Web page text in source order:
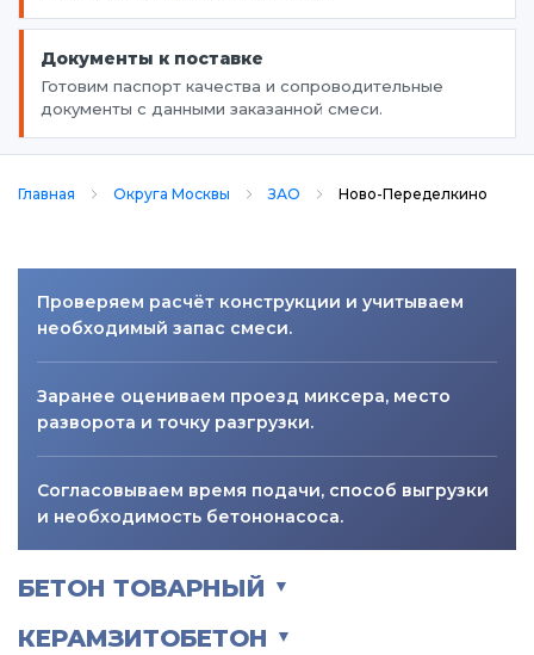
Документы к поставке
Готовим паспорт качества и сопроводительные
документы с данными заказанной смеси.
Главная Округа Москвы ЗАО Ново-Переделкино
Проверяем расчёт конструкции и учитываем
необходимый запас смеси.
Заранее оцениваем проезд миксера, место
разворота и точку разгрузки.
Согласовываем время подачи, способ выгрузки
и необходимость бетононасоса.
БЕТОН ТОВАРНЫЙ ▼
КЕРАМЗИТОБЕТОН ▼